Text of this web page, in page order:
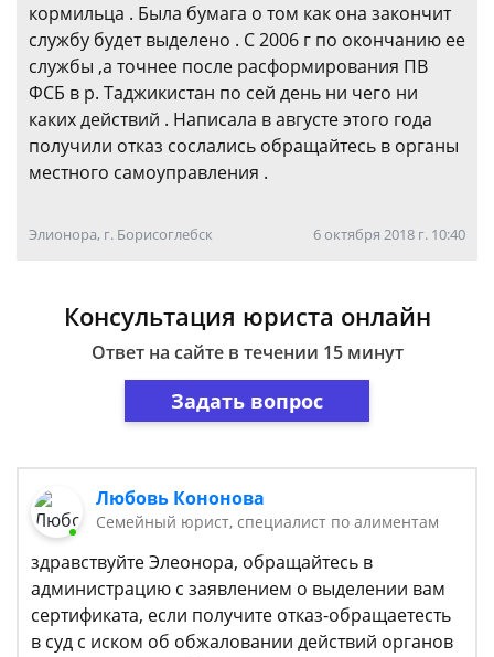
кормильца . Была бумага о том как она закончит
службу будет выделено . С 2006 г по окончанию ее
службы ,а точнее после расформирования ПВ
ФСБ в р. Таджикистан по сей день ни чего ни
каких действий . Написала в августе этого года
получили отказ сослались обращайтесь в органы
местного самоуправления .
Элионора, г. Борисоглебск 6 октября 2018 г. 10:40
Консультация юриста онлайн
Ответ на сайте в течении 15 минут
Задать вопрос
Любовь Кононова
Семейный юрист, специалист по алиментам
здравствуйте Элеонора, обращайтесь в
администрацию с заявлением о выделении вам
сертификата, если получите отказ-обращаетесть
в суд с иском об обжаловании действий органов